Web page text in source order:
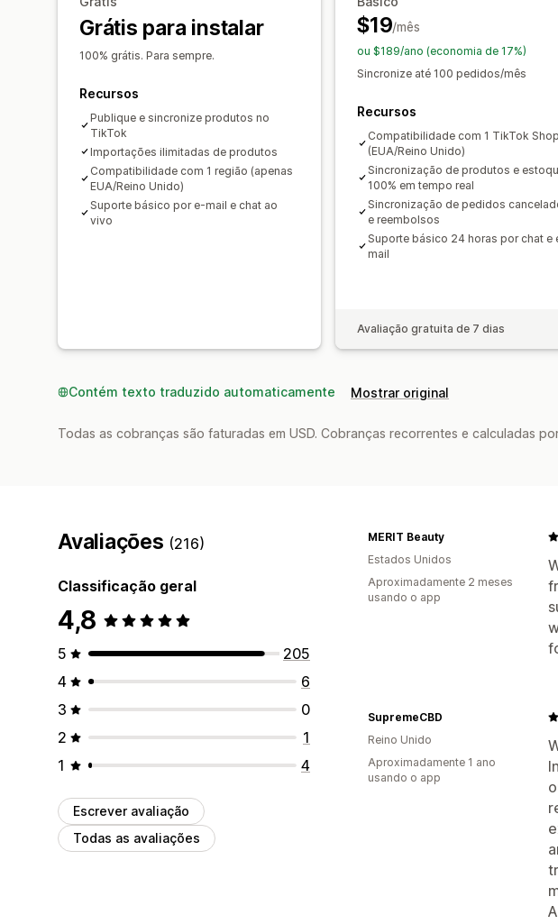
Grátis para instalar
100% grátis. Para sempre.
Recursos
Publique e sincronize produtos no
TikTok
Importações ilimitadas de produtos
Compatibilidade com 1 região (apenas
EUA/Reino Unido)
Suporte básico por e-mail e chat ao
vivo
$19/mês
ou $189/ano (economia de 17%)
Sincronize até 100 pedidos/mês
Recursos
Compatibilidade com 1 TikTok Shop
(EUA/Reino Unido)
Sincronização de produtos e
100% em tempo real
Sincronização de pedidos
e reembolsos
Suporte básico 24 horas por chat e
mail
Avaliação gratuita de 7 dias
Contém texto traduzido automaticamente Mostrar original
Todas as cobranças são faturadas em USD. Cobranças recorrentes e calculadas
Avaliações (216)
Classificação geral
4,8
5
205
4
6
3
0
2
1
1
4
Escrever avaliação
Todas as avaliações
MERIT Beauty
Estados Unidos
Aproximadamente 2 meses
usando o app
SupremeCBD
Reino Unido
Aproximadamente 1 ano
usando o app